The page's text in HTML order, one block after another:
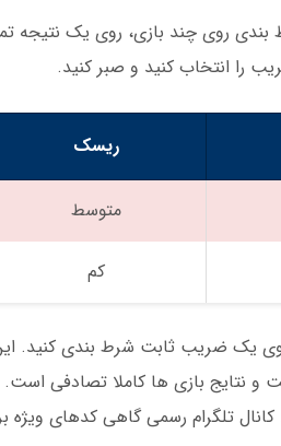
روی چند بازی، روی یک نتیجه
را انتخاب کنید و صبر کنید.
ریسک
متوسط
کم
یک ضریب ثابت شرط بندی کنید.
نتایج بازی ها کاملا تصادفی است.
تلگرام رسمی گاهی کدهای ویژه